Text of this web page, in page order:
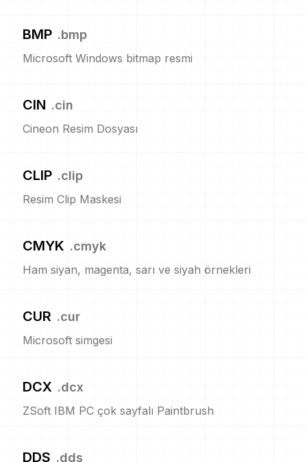
BMP .bmp
Microsoft Windows bitmap resmi
CIN .cin
Cineon Resim Dosyası
CLIP .clip
Resim Clip Maskesi
CMYK .cmyk
Ham siyan, magenta, sarı ve siyah örnekleri
CUR .cur
Microsoft simgesi
DCX .dcx
ZSoft IBM PC çok sayfalı Paintbrush
DDS .dds